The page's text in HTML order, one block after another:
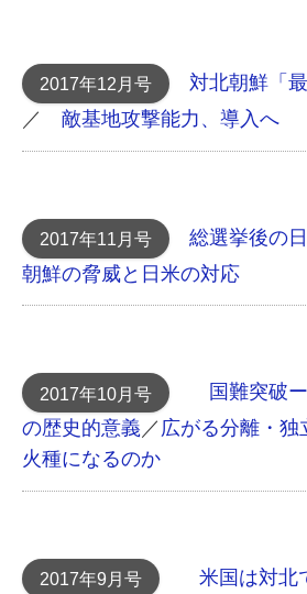
2017年12月号
対北朝鮮「
／ 敵基地攻撃能力、導入へ
2017年11月号 総選挙後の
朝鮮の脅威と日米の対応
2017年10月号
国難突破
の歴史的意義 ／ 広がる分離・
火種になるのか
2017年9月号
米国は対北